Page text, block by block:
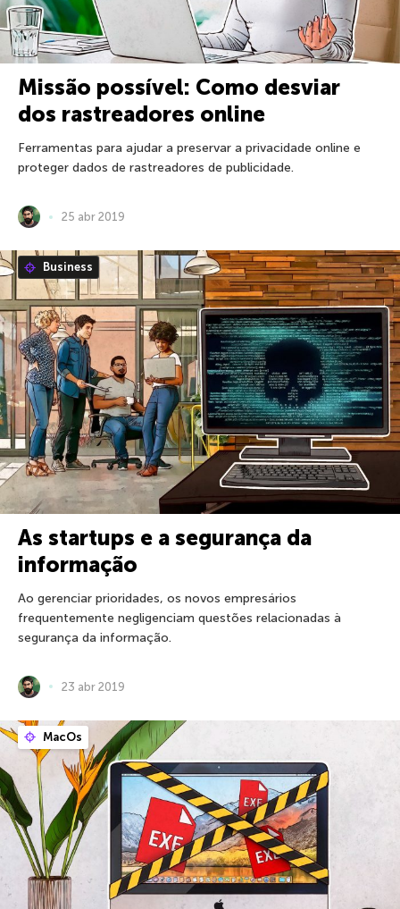
Missão possível: Como desviar
dos rastreadores online
Ferramentas para ajudar a preservar a privacidade online e
proteger dados de rastreadores de publicidade.
25 abr 2019
Business
As startups e a segurança da
informação
Ao gerenciar prioridades, os novos empresários
frequentemente negligenciam questões relacionadas à
segurança da informação.
23 abr 2019
MacOs